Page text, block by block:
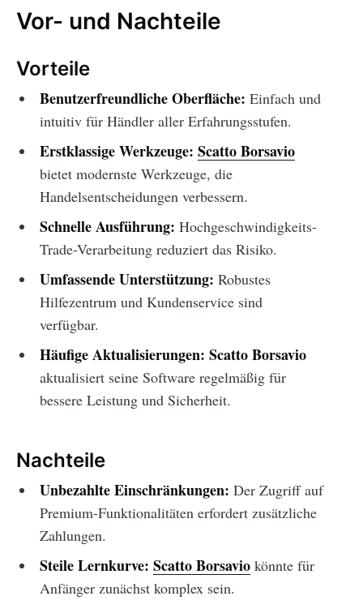
Vor- und Nachteile
Vorteile
Benutzerfreundliche Oberfläche: Einfach und
intuitiv für Händler aller Erfahrungsstufen.
Erstklassige Werkzeuge: Scatto Borsavio
bietet modernste Werkzeuge, die
Handelsentscheidungen verbessern.
Schnelle Ausführung: Hochgeschwindigkeits-
Trade-Verarbeitung reduziert das Risiko.
Umfassende Unterstützung: Robustes
Hilfezentrum und Kundenservice sind
verfügbar.
Häufige Aktualisierungen: Scatto Borsavio
aktualisiert seine Software regelmäßig für
bessere Leistung und Sicherheit.
Nachteile
Unbezahlte Einschränkungen: Der Zugriff auf
Premium-Funktionalitäten erfordert zusätzliche
Zahlungen.
Steile Lernkurve: Scatto Borsaviokönnte für
Anfänger zunächst komplex sein.